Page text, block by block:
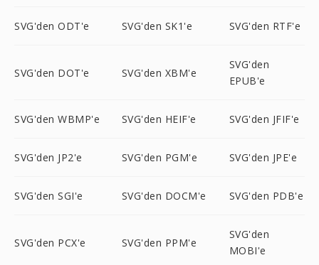
SVG'den ODT'e SVG'den SK1'e SVG'den RTF'e
SVG'den DOT'e SVG'den XBM'e
SVG'den
EPUB'e
SVG'den WBMP'e SVG'den HEIF'e SVG'den JFIF'e
SVG'den JP2'e SVG'den PGM'e SVG'den JPE'e
SVG'den SGI'e SVG'den DOCM'e SVG'den PDB'e
SVG'den PCX'e SVG'den PPM'e
SVG'den
MOBI'e